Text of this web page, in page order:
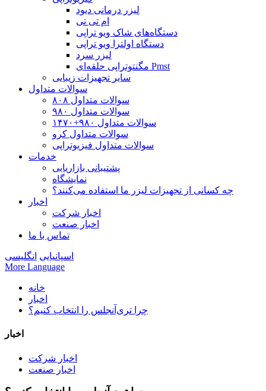
لیزر درمانی دیود
ام تی تی
دستگاه‌های شاک ویو تراپی
دستگاه اولترا ویو تراپی
لیزر سرد
مگنتوتراپی حلقه‌ای Pmst
سایر تجهیزات زیبایی
سوالات متداول
سوالات متداول ۸۰۸
سوالات متداول ۹۸۰
سوالات متداول ۹۸۰+۱۴۷۰
سوالات متداول کرو
سوالات متداول فیزیوتراپی
خدمات
پشتیبانی بازاریابی
نمایشگاه
چه کسانی از تجهیزات لیزر ما استفاده می‌کنند؟
اخبار
اخبار شرکت
اخبار صنعت
تماس با ما
اسپانیایی انگلیسی
More Language
خانه
اخبار
چرا تری‌آنجلس را انتخاب کنیم؟
اخبار
اخبار شرکت
اخبار صنعت